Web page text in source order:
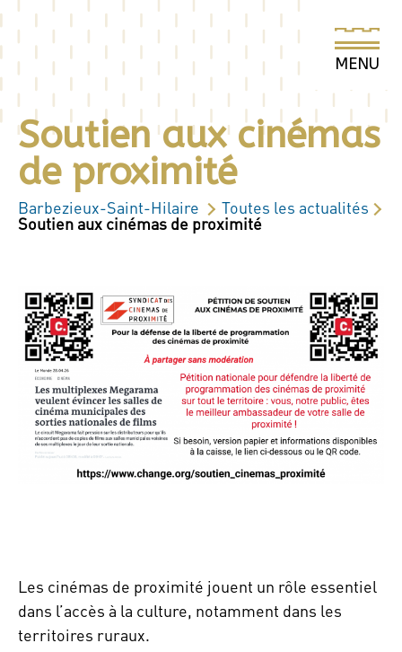
Soutien aux cinémas
de proximité
Barbezieux-Saint-Hilaire Toutes les actualités
Soutien aux cinémas de proximité
Les cinémas de proximité jouent un rôle essentiel
dans l’accès à la culture, notamment dans les
territoires ruraux.